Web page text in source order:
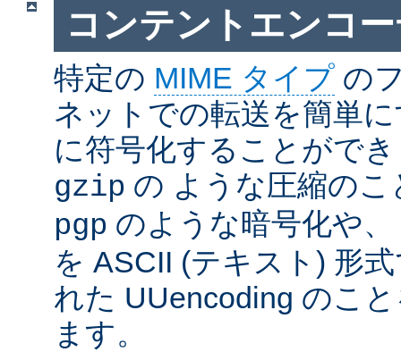
コンテントエンコ
特定の MIME タイプ の
ネットでの転送を簡単
に符号化することがで
gzip の ような圧縮の
pgp のような暗号化や
を ASCII (テキスト) 形
れた UUencoding のこ
ます。